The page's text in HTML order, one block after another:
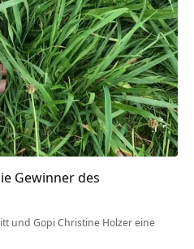
Gewinner des
und Gopi Christine Holzer eine